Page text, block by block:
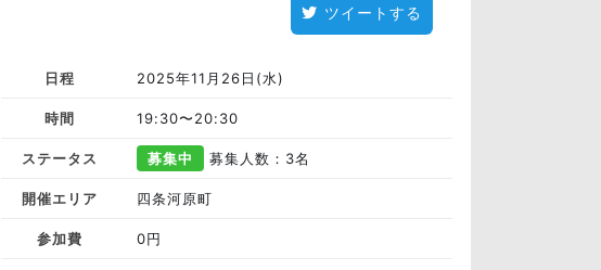
ツイートする
日程 2025年11月26日(水)
時間 19:30〜20:30
ステータス 募集中 募集人数：3名
開催エリア 四条河原町
参加費 0円